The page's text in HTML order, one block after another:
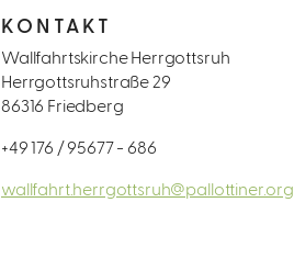
KONTAKT
Wallfahrtskirche Herrgottsruh
Herrgottsruhstraße 29
86316 Friedberg
+49 176 / 95677 - 686
wallfahrt.herrgottsruh@pallottiner.org